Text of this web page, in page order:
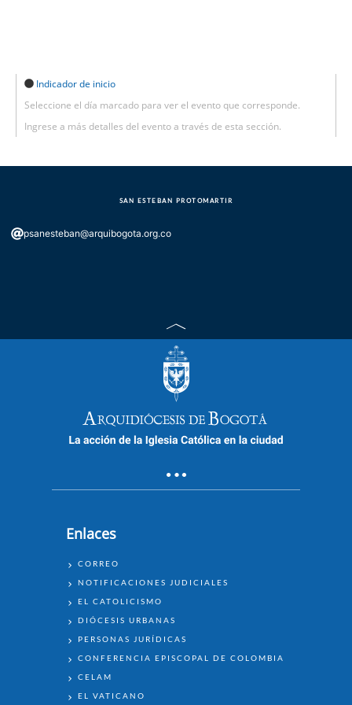
Indicador de inicio
Seleccione el día marcado para ver el evento que corresponde.
Ingrese a más detalles del evento a través de esta sección.
SAN ESTEBAN PROTOMARTIR
psanesteban@arquibogota.org.co
Enlaces
ENLACES
CORREO
NOTIFICACIONES JUDICIALES
EL CATOLICISMO
DIÓCESIS URBANAS
PERSONAS JURÍDICAS
CONFERENCIA EPISCOPAL DE COLOMBIA
CELAM
EL VATICANO